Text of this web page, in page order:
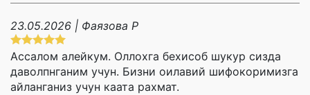
23.05.2026 | Фаязова Р
Ассалом алейкум. Оллохга бехисоб шукур сизда
даволпнганим учун. Бизни оилавий шифокоримизга
айланганиз учун каата рахмат.